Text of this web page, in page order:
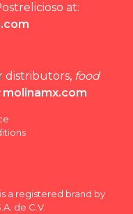
at:
distributors, food
molinamx.com
a registered brand by
de C.V.